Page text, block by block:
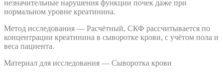
незначительные нарушения функции почек даже при
нормальном уровне креатинина.
Метод исследования — Расчётный, СКФ рассчитывается по
концентрации креатинина в сыворотке крови, с учётом пола и
веса пациента.
Материал для исследования — Сыворотка крови